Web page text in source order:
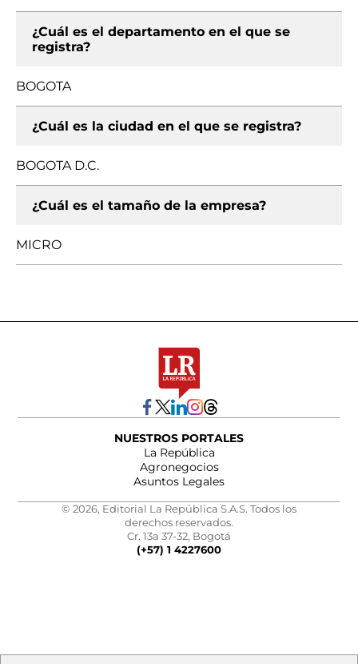
¿Cuál es el departamento en el que se
registra?
BOGOTA
¿Cuál es la ciudad en el que se registra?
BOGOTA D.C.
¿Cuál es el tamaño de la empresa?
MICRO
NUESTROS PORTALES
La República
Agronegocios
Asuntos Legales
© 2026, Editorial La República S.A.S. Todos los
derechos reservados.
Cr. 13a 37-32, Bogotá
(+57) 1 4227600